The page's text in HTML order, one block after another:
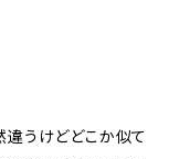
違うけどどこか似て